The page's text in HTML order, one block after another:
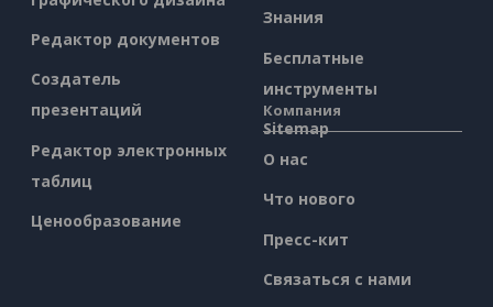
Редактор документов
Создатель
презентаций
Редактор электронных
таблиц
Ценообразование
Знания
Бесплатные
инструменты
Sitemap
Компания
О нас
Что нового
Пресс-кит
Связаться с нами